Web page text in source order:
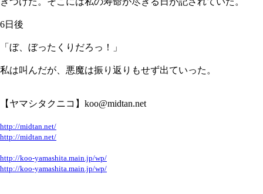
6日後
「ぼ、ぼったくりだろっ！」
私は叫んだが、悪魔は振り返りもせず出ていった。
【ヤマシタクニコ】koo@midtan.net
http://midtan.net/
http://midtan.net/
http://koo-yamashita.main.jp/wp/
http://koo-yamashita.main.jp/wp/